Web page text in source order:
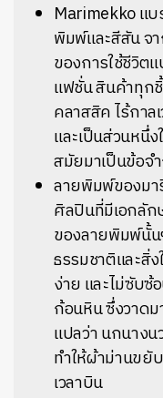
Marimekko แ
พิมพ์และสีสัน จา
ของการใช้ชีวิต
แฟชั่น สินค้าทุก
คลาสสิค ไร้กาล
และเป็นส่วนหนึ่
สมัยมาเป็นข้อจ
ลายพิมพ์ของมา
ศิลปินที่มีเอกลั
ของลายพิมพ์นั้น
ธรรมชาติและสิ่
ง่าย และไม่ซับ
ก้อนหิน ซึ่งวาด
แปลว่า นกนาง
ทำให้ผ้าม่านขยั
เวลาบิน